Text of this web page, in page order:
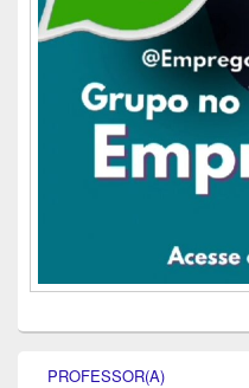
PROFESSOR(A)